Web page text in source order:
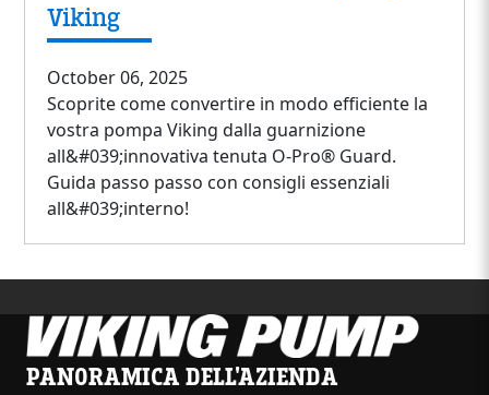
Viking
October 06, 2025
Scoprite come convertire in modo efficiente la
vostra pompa Viking dalla guarnizione
all&#039;innovativa tenuta O-Pro® Guard.
Guida passo passo con consigli essenziali
all&#039;interno!
PANORAMICA DELL'AZIENDA